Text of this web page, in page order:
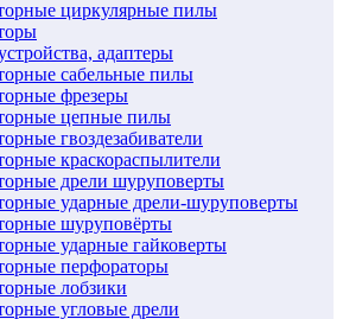
циркулярные пилы
адаптеры
сабельные пилы
фрезеры
цепные пилы
гвоздезабиватели
краскораспылители
дрели шуруповерты
ударные дрели-шуруповерты
шуруповёрты
ударные гайковерты
перфораторы
лобзики
угловые дрели